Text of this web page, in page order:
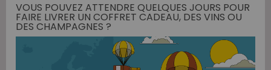
VOUS POUVEZ ATTENDRE QUELQUES JOURS POUR
FAIRE LIVRER UN COFFRET CADEAU, DES VINS OU
DES CHAMPAGNES ?